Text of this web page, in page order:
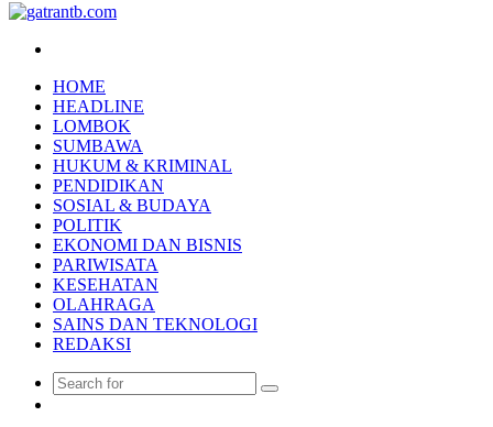
HOME
HEADLINE
LOMBOK
SUMBAWA
HUKUM & KRIMINAL
PENDIDIKAN
SOSIAL & BUDAYA
POLITIK
EKONOMI DAN BISNIS
PARIWISATA
KESEHATAN
OLAHRAGA
SAINS DAN TEKNOLOGI
REDAKSI
Search